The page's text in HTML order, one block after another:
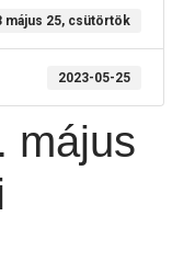
május 25, csütörtök
2023-05-25
május